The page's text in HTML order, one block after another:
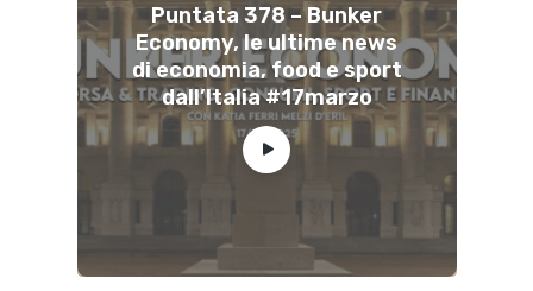
Puntata 378 – Bunker
Economy, le ultime news
di economia, food e sport
dall’Italia #17marzo